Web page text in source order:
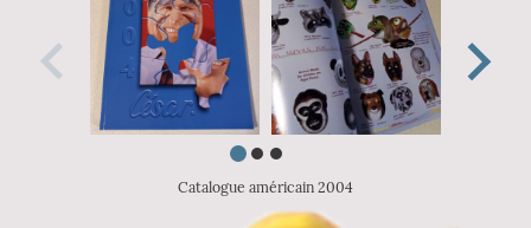
Catalogue américain 2004